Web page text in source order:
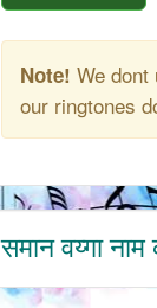
Note! We
our ringtones
समान वय्गा नाम